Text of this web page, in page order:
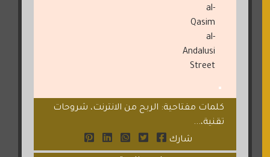
al-
Qasim
al-
Andalusi
Street
كلمات مفتاحية: الربح من الانترنت، شروحات
تقنية،...
شارك